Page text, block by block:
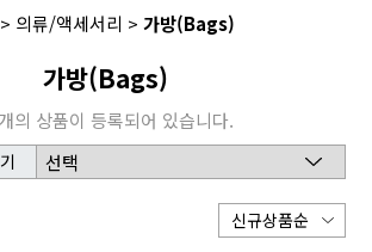
> 의류/액세서리 >가방(Bags)
가방(Bags)
개의 상품이 등록되어 있습니다.